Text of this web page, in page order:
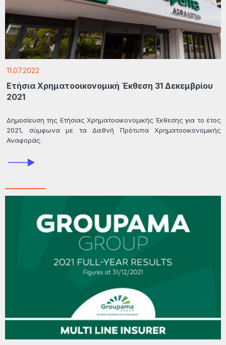
11.07.2022
Ετήσια Χρηματοοικονομική Έκθεση 31 Δεκεμβρίου
2021
Δημοσίευση της Ετήσιας Χρηματοοικονομικής Έκθεσης για το έτος
2021, σύμφωνα με τα Διεθνή Πρότυπα Χρηματοοικονομικής
Αναφοράς.